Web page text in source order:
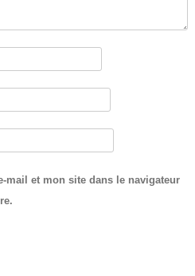
mail et mon site dans le navigateur